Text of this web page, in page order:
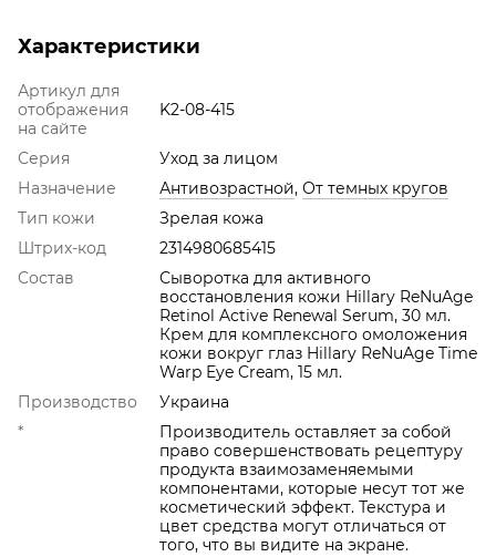
Характеристики
Артикул для
отображения
на сайте
K2-08-415
Серия
Уход за лицом
Назначение
Антивозрастной, От темных кругов
Тип кожи
Зрелая кожа
Штрих-код
2314980685415
Состав
Сыворотка для активного
восстановления кожи Hillary ReNuAge
Retinol Active Renewal Serum, 30 мл.
Крем для комплексного омоложения
кожи вокруг глаз Hillary ReNuAge Time
Warp Eye Cream, 15 мл.
Производство
Украина
*
Производитель оставляет за собой
право совершенствовать рецептуру
продукта взаимозаменяемыми
компонентами, которые несут тот же
косметический эффект. Текстура и
цвет средства могут отличаться от
того, что вы видите на экране.